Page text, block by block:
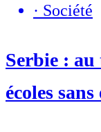
· Société
Serbie : au
écoles